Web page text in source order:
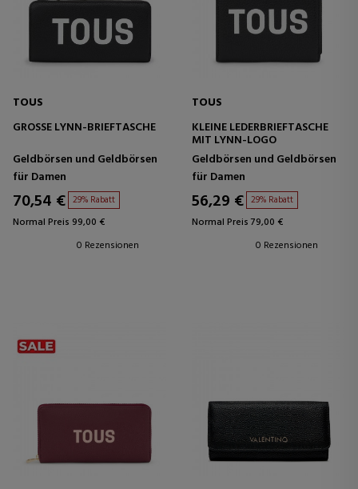
TOUS
GROSSE LYNN-BRIEFTASCHE
Geldbörsen und Geldbörsen
für Damen
70,54 € 29% Rabatt
Normal Preis 99,00 €
0 Rezensionen
TOUS
KLEINE LEDERBRIEFTASCHE
MIT LYNN-LOGO
Geldbörsen und Geldbörsen
für Damen
56,29 € 29% Rabatt
Normal Preis 79,00 €
0 Rezensionen